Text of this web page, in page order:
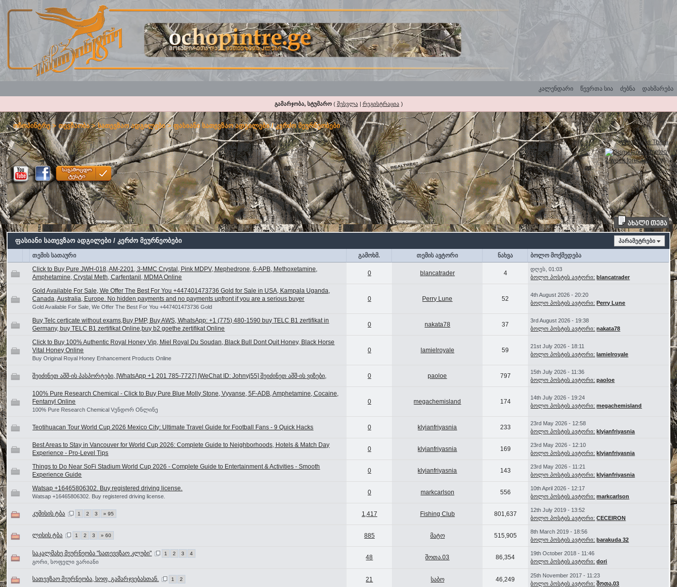
დახმარება
ძებნა
წევრთა სია
კალენდარი
გამარჯობა, სტუმარო( შესვლა | რეგისტრაცია )
ოჩოპინტრე>თევზაობა>სათევზაო ადგილები>ფასიანი სათევზაო ადგილები / კერძო მეურნეობები
Weather in Tbilisi
Gismeteo
2-week forecast
ფასიანი სათევზაო ადგილები / კერძო მეურნეობები პარამეტრები
თემის სათაური გამოხმ. თემის ავტორი ნახვა
ბოლო მოქმედება
Click to Buy Pure JWH-018, AM-2201, 3-MMC Crystal, Pink MDPV, Mephedrone, 6-APB, Methoxetamine,
Amphetamine, Crystal Meth, Carfentanil, MDMA Online
0 blancatrader 4
დღეს, 01:03
ბოლო პოსტის ავტორი: blancatrader
Gold Available For Sale, We Offer The Best For You +447401473736 Gold for Sale in USA, Kampala Uganda,
Canada, Australia, Europe. No hidden payments and no payments upfront if you are a serious buyer
Gold Available For Sale, We Offer The Best For You +447401473736 Gold
0 Perry Lune 52
4th August 2026 - 20:20
ბოლო პოსტის ავტორი: Perry Lune
Buy Telc certicate without exams,Buy PMP, Buy AWS, WhatsApp: +1 (775) 480-1590 buy TELC B1 zertifikat in
Germany, buy TELC B1 zertifikat Online,buy b2 goethe zertifikat Online
0 nakata78 37
3rd August 2026 - 19:38
ბოლო პოსტის ავტორი: nakata78
Click to Buy 100% Authentic Royal Honey Vip, Miel Royal Du Soudan, Black Bull Dont Quit Honey, Black Horse
Vital Honey Online
Buy Original Royal Honey Enhancement Products Online
0 lamielroyale 59
21st July 2026 - 18:11
ბოლო პოსტის ავტორი: lamielroyale
შეიძინეთ აშშ-ის პასპორტები, [WhatsApp +1 201 785-7727] [WeChat ID: Johnyj55] შეიძინეთ აშშ-ის ვიზები, 0 paoloe 797
15th July 2026 - 11:36
ბოლო პოსტის ავტორი: paoloe
100% Pure Research Chemical - Click to Buy Pure Blue Molly Stone, Vyvanse, 5F-ADB, Amphetamine, Cocaine,
Fentanyl Online
100% Pure Research Chemical Vენდორ Oნლინე
0 megachemisland 174
14th July 2026 - 19:24
ბოლო პოსტის ავტორი: megachemisland
Teotihuacan Tour World Cup 2026 Mexico City: Ultimate Travel Guide for Football Fans - 9 Quick Hacks 0 klyianfriyasnia 233
23rd May 2026 - 12:58
ბოლო პოსტის ავტორი: klyianfriyasnia
Best Areas to Stay in Vancouver for World Cup 2026: Complete Guide to Neighborhoods, Hotels & Match Day
Experience - Pro-Level Tips
0 klyianfriyasnia 169
23rd May 2026 - 12:10
ბოლო პოსტის ავტორი: klyianfriyasnia
Things to Do Near SoFi Stadium World Cup 2026 - Complete Guide to Entertainment & Activities - Smooth
Experience Guide
0 klyianfriyasnia 143
23rd May 2026 - 11:21
ბოლო პოსტის ავტორი: klyianfriyasnia
Watsap +16465806302. Buy registered driving license.
Watsap +16465806302. Buy registered driving license.
0 markcarlson 556
10th April 2026 - 12:17
ბოლო პოსტის ავტორი: markcarlson
კუმისის ტბა 1 2 3 » 95 1,417 Fishing Club 801,637
12th July 2019 - 13:52
ბოლო პოსტის ავტორი: CECEIRON
ლისის ტბა 1 2 3 » 60 885 მატო 515,905
8th March 2019 - 18:56
ბოლო პოსტის ავტორი: barakuda 32
საკალმახე მეურნეობა "სათევვზაო კლუბი" 1 2 3 4
გორი, სოფელი ვარიანი
48 შოთა.03 86,354
19th October 2018 - 11:46
ბოლო პოსტის ავტორი: dori
სათევზაო მეურნეობა, სოფ. გამარჯვებასთან. 1 2 21 საბო 46,249
25th November 2017 - 11:23
ბოლო პოსტის ავტორი: შოთა.03